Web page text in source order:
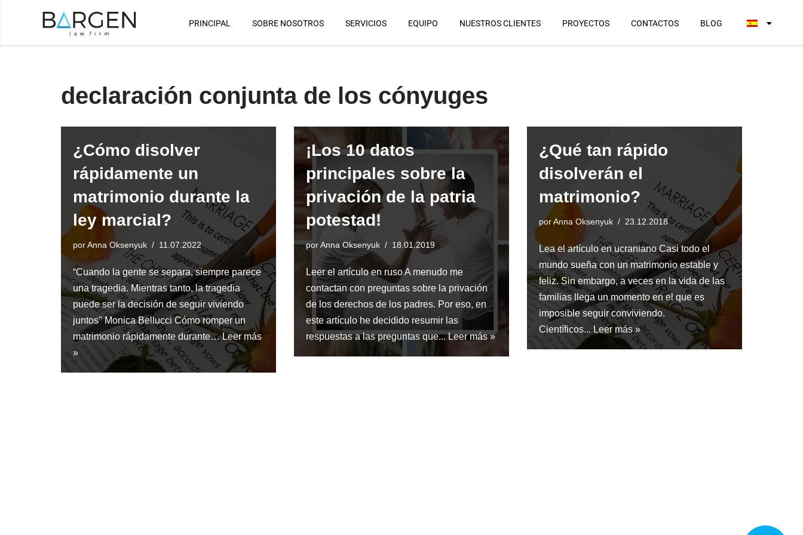
PRINCIPAL SOBRE NOSOTROS SERVICIOS EQUIPO NUESTROS CLIENTES PROYECTOS CONTACTOS BLOG
declaración conjunta de los cónyuges
¿Cómo disolver
rápidamente un
matrimonio durante la
ley marcial?
porAnna Oksenyuk 11.07.2022
“Cuando la gente se separa, siempre parece
una tragedia. Mientras tanto, la tragedia
puede ser la decisión de seguir viviendo
juntos" Monica Bellucci Cómo romper un
matrimonio rápidamente durante…Leer más
»
¡Los 10 datos
principales sobre la
privación de la patria
potestad!
porAnna Oksenyuk 18.01.2019
Leer el artículo en ruso A menudo me
contactan con preguntas sobre la privación
de los derechos de los padres. Por eso, en
este artículo he decidido resumir las
respuestas a las preguntas que...Leer más »
¿Qué tan rápido
disolverán el
matrimonio?
porAnna Oksenyuk 23.12.2018
Lea el artículo en ucraniano Casi todo el
mundo sueña con un matrimonio estable y
feliz. Sin embargo, a veces en la vida de las
familias llega un momento en el que es
imposible seguir conviviendo.
Científicos... Leer más »